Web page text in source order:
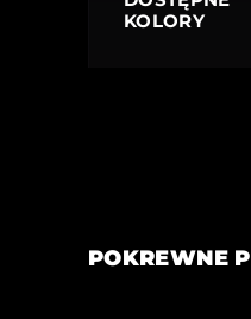
KOLORY
POKREWNE